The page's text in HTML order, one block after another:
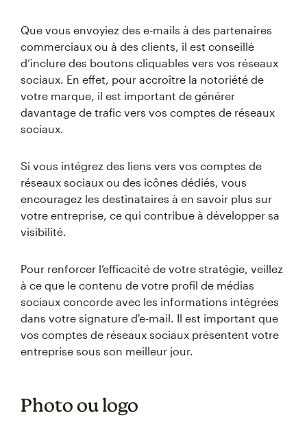
Que vous envoyiez des e-mails à des partenaires
commerciaux ou à des clients, il est conseillé
d’inclure des boutons cliquables vers vos réseaux
sociaux. En effet, pour accroître la notoriété de
votre marque, il est important de générer
davantage de trafic vers vos comptes de réseaux
sociaux.
Si vous intégrez des liens vers vos comptes de
réseaux sociaux ou des icônes dédiés, vous
encouragez les destinataires à en savoir plus sur
votre entreprise, ce qui contribue à développer sa
visibilité.
Pour renforcer l’efficacité de votre stratégie, veillez
à ce que le contenu de votre profil de médias
sociaux concorde avec les informations intégrées
dans votre signature d'e-mail. Il est important que
vos comptes de réseaux sociaux présentent votre
entreprise sous son meilleur jour.
Photo ou logo